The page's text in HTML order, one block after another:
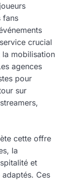
fans
crucial
la mobilisation
agences
pour
sur
cette offre
la
et
adaptés. Ces